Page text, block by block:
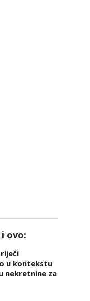
ovo:
riječi
u kontekstu
nekretnine za